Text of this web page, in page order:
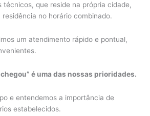
técnicos, que reside na própria cidade,
no horário combinado.
um atendimento rápido e pontual,
é uma das nossas prioridades.
e entendemos a importância de
estabelecidos.